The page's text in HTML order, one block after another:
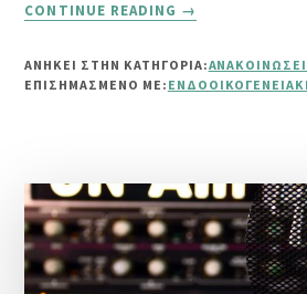
CONTINUE READING
ΣΥΝΈΝΤΕΥΞΗ
ΤΗΛΕΟΠΤΙΚΉ
→
ΑΝΗΚΕΙ ΣΤΗΝ ΚΑΤΗΓΟΡΙΑ:
ΕΠΙΣΗΜΑΣΜΈΝΟ ΜΕ: